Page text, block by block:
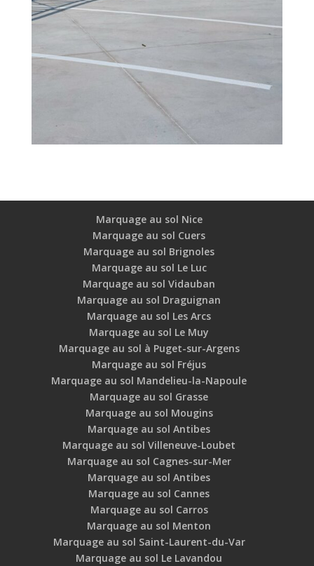
Marquage au sol Nice
Marquage au sol Cuers
Marquage au sol Brignoles
Marquage au sol Le Luc
Marquage au sol Vidauban
Marquage au sol Draguignan
Marquage au sol Les Arcs
Marquage au sol Le Muy
Marquage au sol à Puget-sur-Argens
Marquage au sol Fréjus
Marquage au sol Mandelieu-la-Napoule
Marquage au sol Grasse
Marquage au sol Mougins
Marquage au sol Antibes
Marquage au sol Villeneuve-Loubet
Marquage au sol Cagnes-sur-Mer
Marquage au sol Antibes
Marquage au sol Cannes
Marquage au sol Carros
Marquage au sol Menton
Marquage au sol Saint-Laurent-du-Var
Marquage au sol Le Lavandou